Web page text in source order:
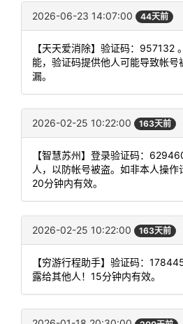
2026-06-23 14:07:00 44天前
【天天爱消除】验证码：957132
能，验证码提供他人可能导致帐号
漏。
2026-02-25 10:22:00 163天前
【智慧苏州】登录验证码：
人，以防帐号被盗。如非本人操
20分钟内有效。
2026-02-25 10:22:00 163天前
【穷游行程助手】验证码：
露给其他人！15分钟内有效。